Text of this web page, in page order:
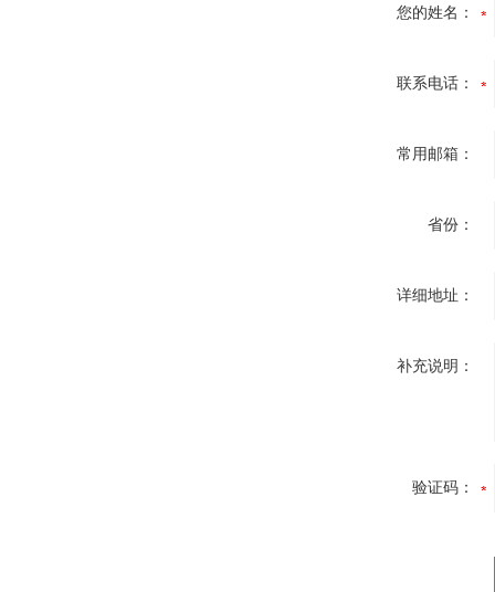
您的姓名：
联系电话：
常用邮箱：
省份：
详细地址：
补充说明：
验证码：